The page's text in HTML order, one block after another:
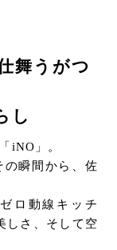
舞うがつ
し
iNO」。
の瞬間から、佐
ロ動線キッチ
しさ、そして空